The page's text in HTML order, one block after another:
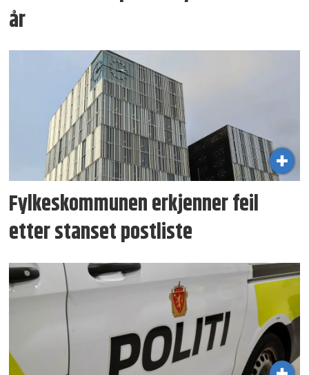
år
Fylkeskommunen erkjenner feil
etter stanset postliste